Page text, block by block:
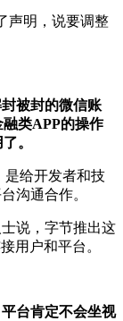
声明，说要调整
被封的微信账
类APP的操作
。
是给开发者和技
沟通合作。
说，字节推出这
用户和平台。
台肯定不会坐视